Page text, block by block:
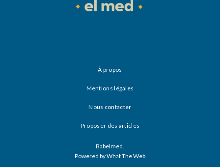
À propos
Mentions légales
Nous contacter
Proposer des articles
Babelmed.
Powered by What The Web